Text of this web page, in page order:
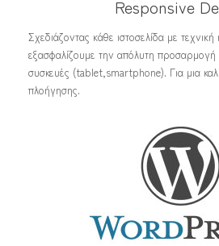
Responsive
Σχεδιάζοντας κάθε ιστοσελίδα με
εξασφαλίζουμε την απόλυτη προσαρμογή
συσκευές (tablet,smartphone). Για μια
πλοήγησης.